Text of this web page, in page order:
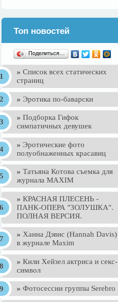
Топ новостей
Поделиться…
» Список всех статических
страниц
» Эротика по-баварски
» Подборка Гифок
симпатичных девушек
» Эротические фото
полуобнаженных красавиц
» Татьяна Котова съемка для
журнала MAXIM
» КРАСНАЯ ПЛЕСЕНЬ -
ПАНК-ОПЕРА "ЗОЛУШКА".
ПОЛНАЯ ВЕРСИЯ.
» Ханна Дэвис (Hannah Davis)
в журнале Maxim
» Кили Хейзел актриса и секс-
символ
» Фотосессии группы Serebro